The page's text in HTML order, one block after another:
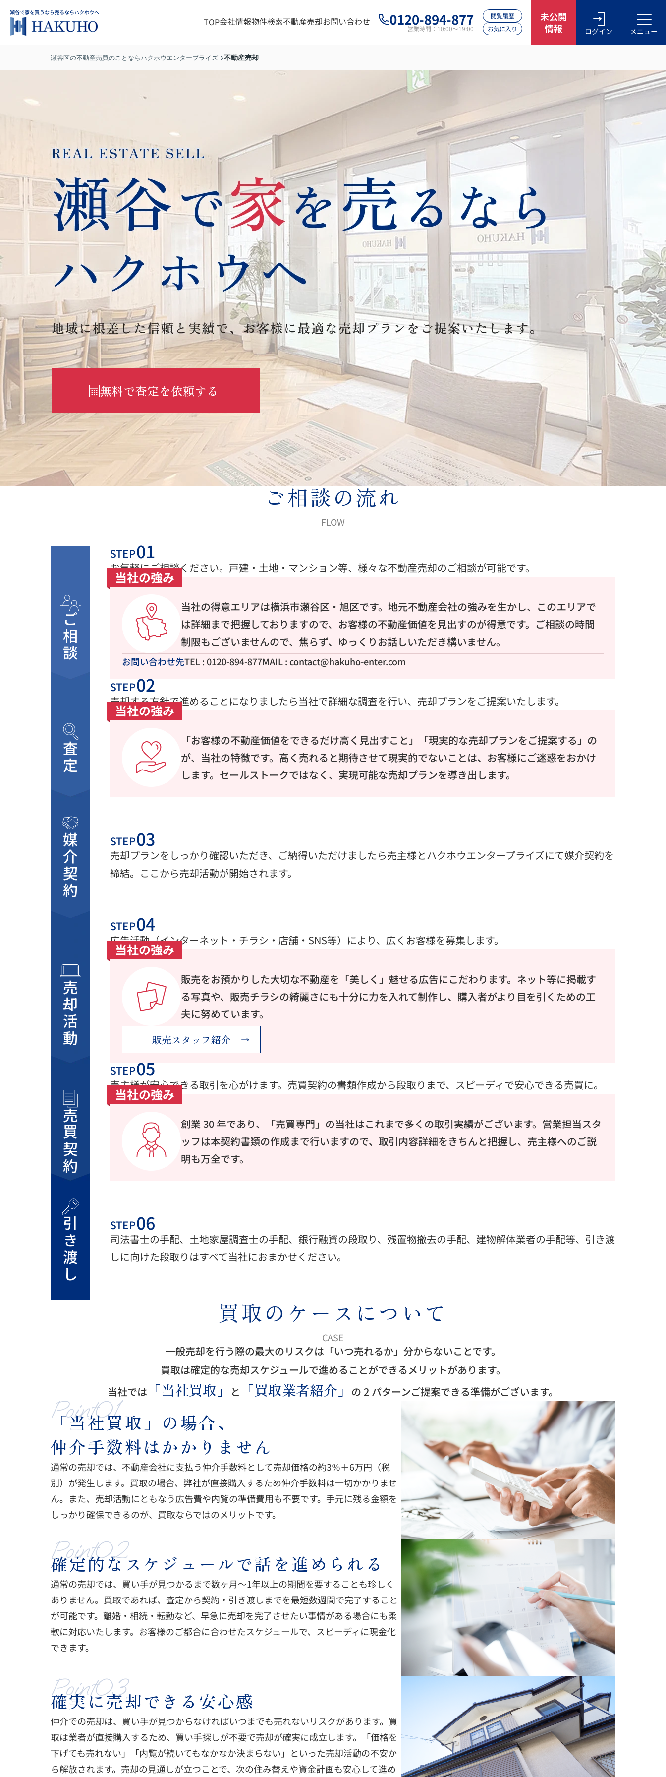
TOP会社情報物件検索不動産売却お問い合わせ 0120-894-877
営業時間：10:00～19:00
閲覧履歴
お気に入り
未公開
情報
ログイン メニュー
瀬谷区の不動産売買のことならハクホウエンタープライズ 不動産売却
無料で査定を依頼する
ご相談の流れ
FLOW
ご相談
STEP
お気軽にご相談ください。戸建・土地・マンション等、様々な不動産売却のご相談が可能です。
当社の強み
当社の得意エリアは横浜市瀬谷区・旭区です。地元不動産会社の強みを生かし、このエリアで
は詳細まで把握しておりますので、お客様の不動産価値を見出すのが得意です。ご相談の時間
制限もございませんので、焦らず、ゆっくりお話しいただき構いません。
お問い合わせ先TEL : 0120-894-877MAIL : contact@hakuho-enter.com
査定
STEP
売却する方針で進めることになりましたら当社で詳細な調査を行い、売却プランをご提案いたします。
当社の強み
「お客様の不動産価値をできるだけ高く見出すこと」「現実的な売却プランをご提案する」の
が、当社の特徴です。高く売れると期待させて現実的でないことは、お客様にご迷惑をおかけ
します。セールストークではなく、実現可能な売却プランを導き出します。
媒介契約 STEP
売却プランをしっかり確認いただき、ご納得いただけましたら売主様とハクホウエンタープライズにて媒介契約を
締結。ここから売却活動が開始されます。
売却活動
STEP
広告活動（インターネット・チラシ・店舗・ SNS等）により、広くお客様を募集します。
当社の強み
販売をお預かりした大切な不動産を「美しく」魅せる広告にこだわります。ネット等に掲載す
る写真や、販売チラシの綺麗さにも十分に力を入れて制作し、購入者がより目を引くための工
夫に努めています。
販売スタッフ紹介
売買契約
STEP
売主様が安心できる取引を心がけます。売買契約の書類作成から段取りまで、スピーディで安心できる売買に。
当社の強み
創業 30 年であり、「売買専門」の当社はこれまで多くの取引実績がございます。営業担当スタ
ッフは本契約書類の作成まで行いますので、取引内容詳細をきちんと把握し、売主様へのご説
明も万全です。
引き渡し STEP
司法書士の手配、土地家屋調査士の手配、銀行融資の段取り、残置物撤去の手配、建物解体業者の手配等、引き渡
しに向けた段取りはすべて当社におまかせください。
買取のケースについて
CASE
一般売却を行う際の最大のリスクは「いつ売れるか」分からないことです。
買取は確定的な売却スケジュールで進めることができるメリットがあります。
当社では
「当社買取」 と 「買取業者紹介」 の 2 パターンご提案できる準備がございます。
Point01
「当社買取」の場合、
仲介手数料はかかりません
通常の売却では、不動産会社に支払う仲介手数料として売却価格の約3％＋6万円（税
別）が発生します。買取の場合、弊社が直接購入するため仲介手数料は一切かかりませ
ん。また、売却活動にともなう広告費や内覧の準備費用も不要です。手元に残る金額を
しっかり確保できるのが、買取ならではのメリットです。
Point02
確定的なスケジュールで話を進められる
通常の売却では、買い手が見つかるまで数ヶ月～1年以上の期間を要することも珍しく
ありません。買取であれば、査定から契約・引き渡しまでを最短数週間で完了すること
が可能です。離婚・相続・転勤など、早急に売却を完了させたい事情がある場合にも柔
軟に対応いたします。お客様のご都合に合わせたスケジュールで、スピーディに現金化
できます。
Point03
確実に売却できる安心感
仲介での売却は、買い手が見つからなければいつまでも売れないリスクがあります。買
取は業者が直接購入するため、買い手探しが不要で売却が確実に成立します。「価格を
下げても売れない」「内覧が続いてもなかなか決まらない」といった売却活動の不安か
ら解放されます。売却の見通しが立つことで、次の住み替えや資金計画も安心して進め